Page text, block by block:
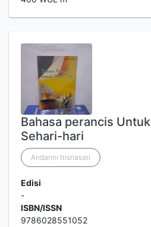
Bahasa perancis Untuk
Sehari-hari
Andarini trisnasari
Edisi
-
ISBN/ISSN
9786028551052